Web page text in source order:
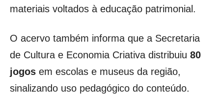
materiais voltados à educação patrimonial.
O acervo também informa que a Secretaria
de Cultura e Economia Criativa distribuiu 80
jogos em escolas e museus da região,
sinalizando uso pedagógico do conteúdo.